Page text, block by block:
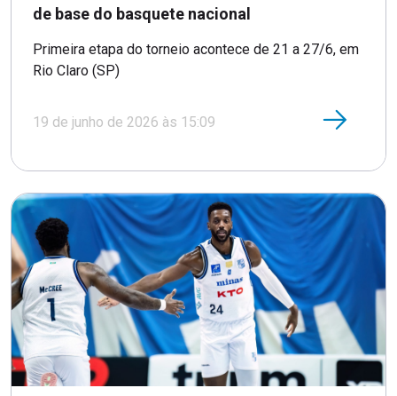
de base do basquete nacional
Primeira etapa do torneio acontece de 21 a 27/6, em
Rio Claro (SP)
19 de junho de 2026 às 15:09